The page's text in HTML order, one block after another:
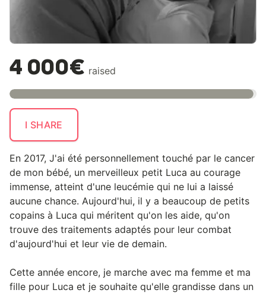
4 000€ raised
I SHARE
En 2017, J'ai été personnellement touché par le cancer
de mon bébé, un merveilleux petit Luca au courage
immense, atteint d'une leucémie qui ne lui a laissé
aucune chance. Aujourd'hui, il y a beaucoup de petits
copains à Luca qui méritent qu'on les aide, qu'on
trouve des traitements adaptés pour leur combat
d'aujourd'hui et leur vie de demain.
Cette année encore, je marche avec ma femme et ma
fille pour Luca et je souhaite qu'elle grandisse dans un